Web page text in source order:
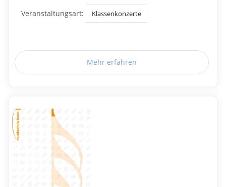
Veranstaltungsart: Klassenkonzerte
Mehr erfahren